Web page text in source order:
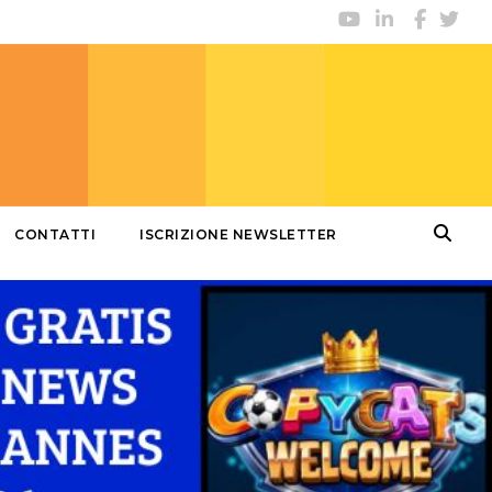
CONTATTI ISCRIZIONE NEWSLETTER